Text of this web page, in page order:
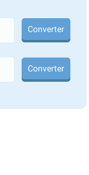
Converter
Converter